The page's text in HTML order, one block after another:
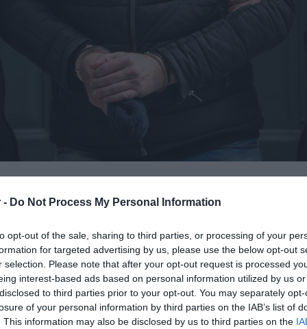
- Do Not Process My Personal Information
opt-out of the sale, sharing to third parties, or processing of your
for targeted advertising by us, please use the below opt-out
selection. Please note that after your opt-out request is processed
interest-based ads based on personal information utilized by us
to third parties prior to your opt-out. You may separately
of your personal information by third parties on the IAB’s list of
This information may also be disclosed by us to third parties on the
Πολιτισμού και Αθλητισμού
εργασίας που έχουν συναφθεί
Λιγνάδη. Τα έγγραφα διαβιβάστηκαν,
εγγράφων 24 βουλευτών του
προϋποθέσεων πρόσληψης του
Θέατρο.